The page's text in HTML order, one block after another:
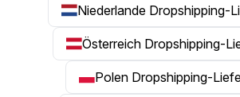
Niederlande Dropshipping-
Österreich Dropshipping-
Polen Dropshipping-